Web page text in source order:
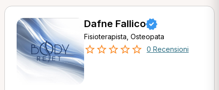
Dafne Fallico
Fisioterapista, Osteopata
0 Recensioni